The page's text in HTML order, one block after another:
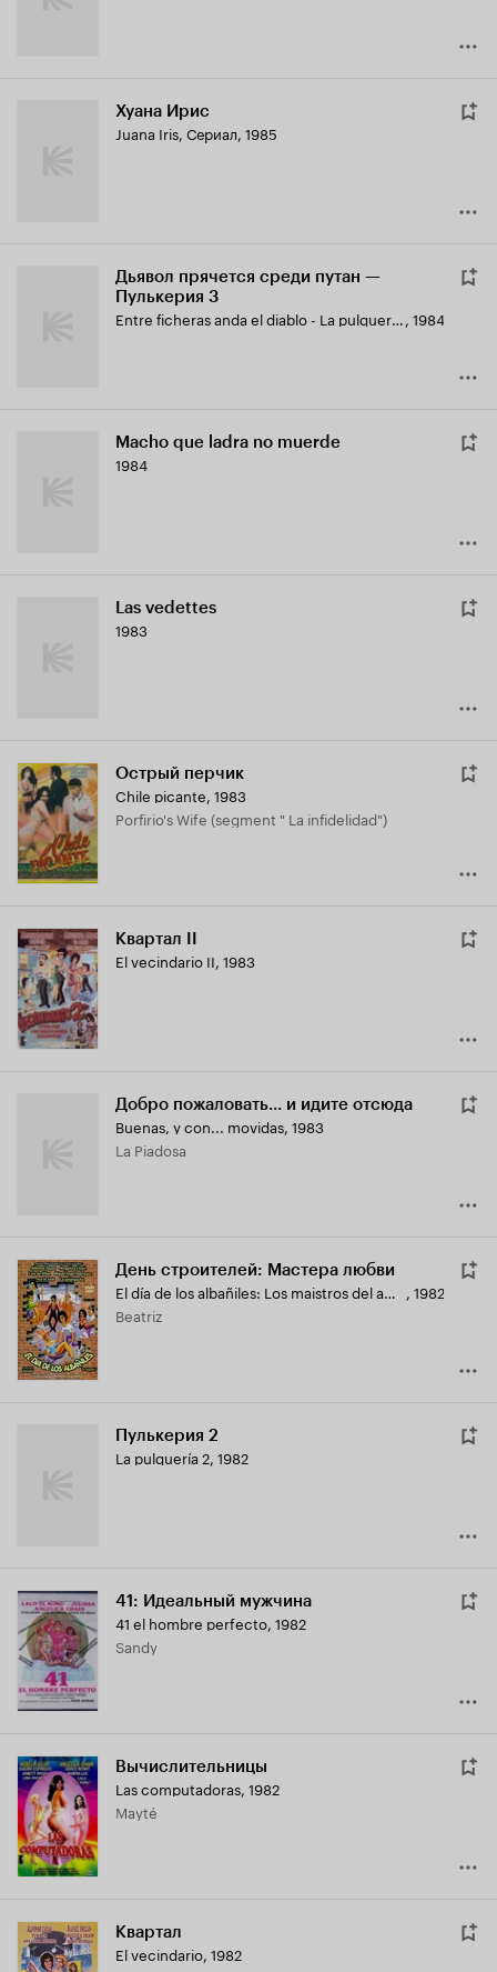
Хуана Ирис
Juana Iris, Сериал, 1985
Дьявол прячется среди путан —
Пулькерия 3
Entre ficheras anda el diablo - La pulquería 3, 1984
Macho que ladra no muerde
1984
Las vedettes
1983
Острый перчик
Chile picante, 1983
Porfirio's Wife (segment " La infidelidad")
Квартал II
El vecindario II, 1983
Добро пожаловать... и идите отсюда
Buenas, y con... movidas, 1983
La Piadosa
День строителей: Мастера любви
El día de los albañiles: Los maistros del amor , 1982
Beatriz
Пулькерия 2
La pulquería 2, 1982
41: Идеальный мужчина
41 el hombre perfecto, 1982
Sandy
Вычислительницы
Las computadoras, 1982
Mayté
Квартал
El vecindario, 1982